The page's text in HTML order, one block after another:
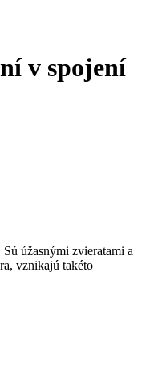
v spojení
úžasnými zvieratami a
vznikajú takéto